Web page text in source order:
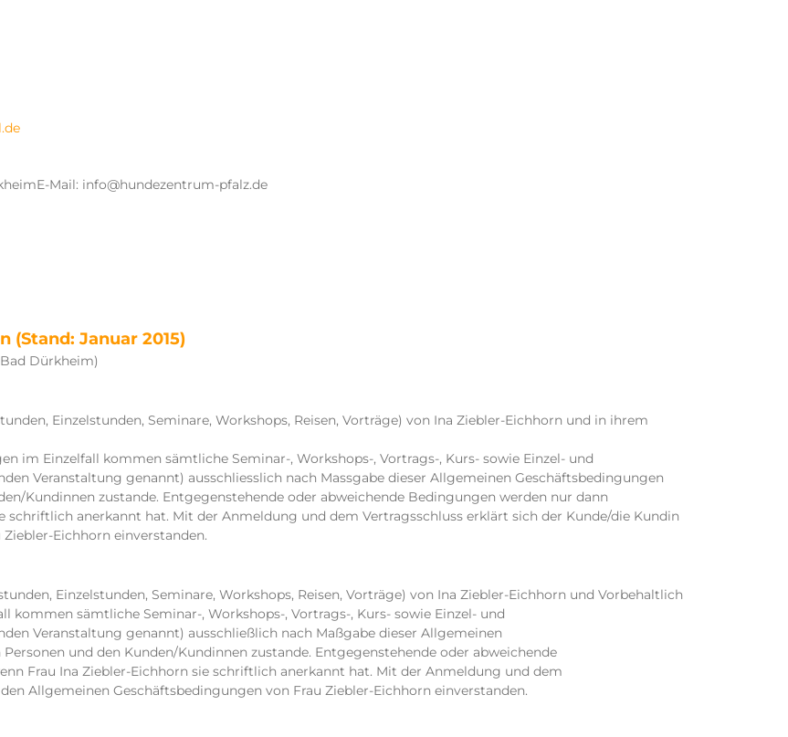
Mail: info@hundezentrum-pfalz.de
(Stand: Januar 2015)
Dürkheim)
Einzelstunden, Seminare, Workshops, Reisen, Vorträge) von Ina Ziebler-Eichhorn und in ihrem
im Einzelfall kommen sämtliche Seminar-, Workshops-, Vortrags-, Kurs- sowie Einzel- und
Veranstaltung genannt) ausschliesslich nach Massgabe dieser Allgemeinen Geschäftsbedingungen
Kundinnen zustande. Entgegenstehende oder abweichende Bedingungen werden nur dann
schriftlich anerkannt hat. Mit der Anmeldung und dem Vertragsschluss erklärt sich der Kunde/die Kundin
Eichhorn einverstanden.
Einzelstunden, Seminare, Workshops, Reisen, Vorträge) von Ina Ziebler-Eichhorn und Vorbehaltlich
kommen sämtliche Seminar-, Workshops-, Vortrags-, Kurs- sowie Einzel- und
Veranstaltung genannt) ausschließlich nach Maßgabe dieser Allgemeinen
und den Kunden/Kundinnen zustande. Entgegenstehende oder abweichende
Frau Ina Ziebler-Eichhorn sie schriftlich anerkannt hat. Mit der Anmeldung und dem
Allgemeinen Geschäftsbedingungen von Frau Ziebler-Eichhorn einverstanden.